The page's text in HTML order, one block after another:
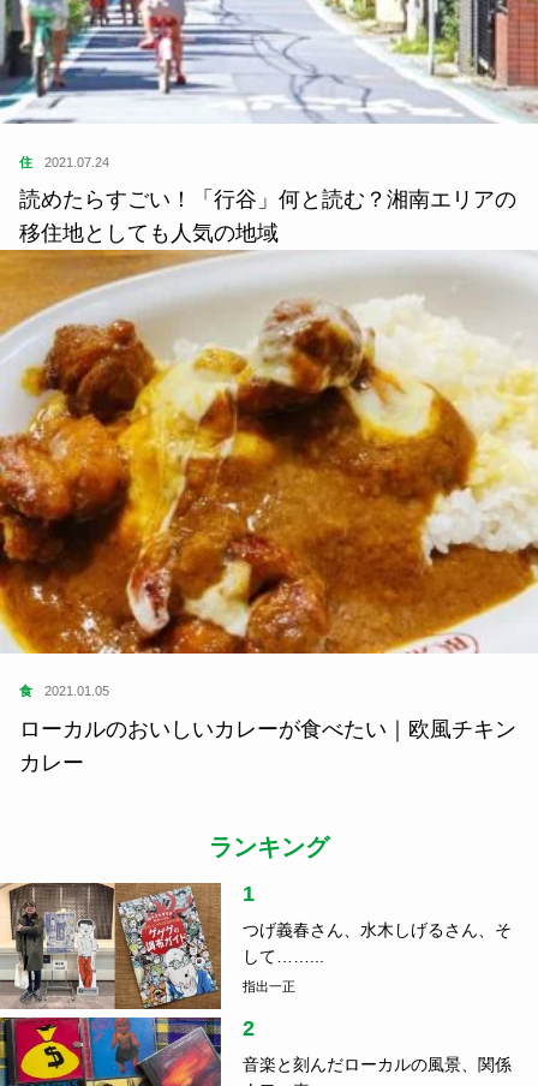
住 2021.07.24
読めたらすごい！「行谷」何と読む？湘南エリアの
移住地としても人気の地域
食 2021.01.05
ローカルのおいしいカレーが食べたい｜欧風チキン
カレー
ランキング
1
つげ義春さん、水木しげるさん、そ
して……...
指出一正
2
音楽と刻んだローカルの風景、関係